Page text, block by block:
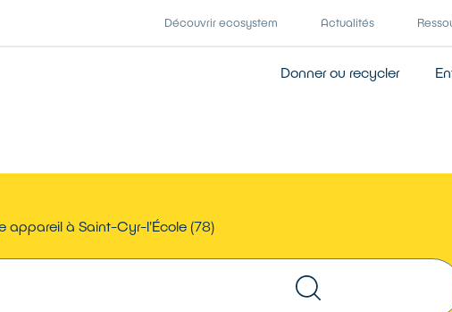
Découvrir ecosystem Actualités
Donner ou recycler
appareil à Saint-Cyr-l'École (78)